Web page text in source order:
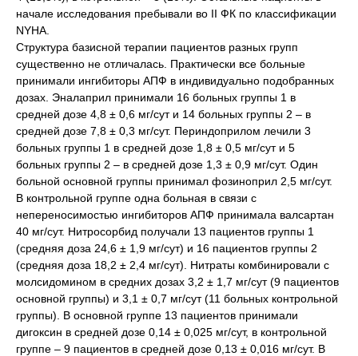
начале исследования пребывали во II ФК по классификации
NYHA.
Структура базисной терапии пациентов разных групп
существенно не отличалась. Практически все больные
принимали ингибиторы АПФ в индивидуально подобранных
дозах. Эналаприл принимали 16 больных группы 1 в
средней дозе 4,8 ± 0,6 мг/сут и 14 больных группы 2 – в
средней дозе 7,8 ± 0,3 мг/сут. Периндоприлом лечили 3
больных группы 1 в средней дозе 1,8 ± 0,5 мг/сут и 5
больных группы 2 – в средней дозе 1,3 ± 0,9 мг/сут. Один
больной основной группы принимал фозиноприл 2,5 мг/сут.
В контрольной группе одна больная в связи с
непереносимостью ингибиторов АПФ принимала валсартан
40 мг/сут. Нитросорбид получали 13 пациентов группы 1
(средняя доза 24,6 ± 1,9 мг/сут) и 16 пациентов группы 2
(средняя доза 18,2 ± 2,4 мг/сут). Нитраты комбинировали с
молсидомином в средних дозах 3,2 ± 1,7 мг/сут (9 пациентов
основной группы) и 3,1 ± 0,7 мг/сут (11 больных контрольной
группы). В основной группе 13 пациентов принимали
дигоксин в средней дозе 0,14 ± 0,025 мг/сут, в контрольной
группе – 9 пациентов в средней дозе 0,13 ± 0,016 мг/сут. В